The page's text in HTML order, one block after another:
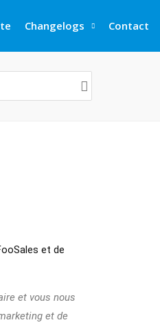
Changelogs Contact
et de
et vous nous
et de